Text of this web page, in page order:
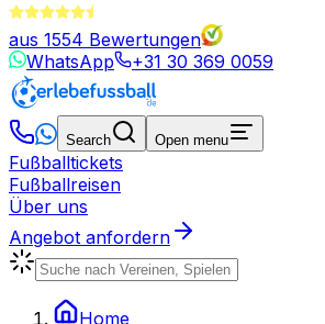
aus 1554 Bewertungen
WhatsApp
+31 30 369 0059
Search Open menu
Fußballtickets
Fußballreisen
Über uns
Angebot anfordern
Home